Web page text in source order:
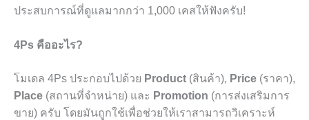
ประสบการณ์ที่ดูแลมากกว่า 1,000 เคสให้ฟังครับ!
4Ps คืออะไร?
โมเดล 4Ps ประกอบไปด้วย Product (สินค้า), Price (ราคา),
Place (สถานที่จำหน่าย) และ Promotion (การส่งเสริมการ
ขาย) ครับ โดยมันถูกใช้เพื่อช่วยให้เราสามารถวิเคราะห์